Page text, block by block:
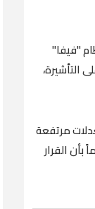
"فيفا"
التأشيرة،
مرتفعة
القرار